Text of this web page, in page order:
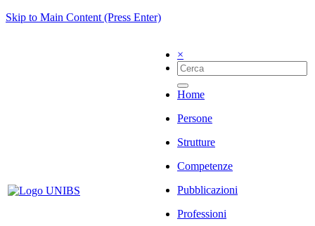
Skip to Main Content (Press Enter)
×
Home
Persone
Strutture
Competenze
Pubblicazioni
Professioni